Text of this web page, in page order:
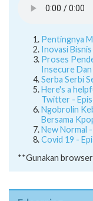
Pentingnya
Inovasi
Proses
Insecure
Serba Serbi
Here's a
Twitter -
Ngobrolin
Bersama
New Normal
Covid 19 -
**Gunakan